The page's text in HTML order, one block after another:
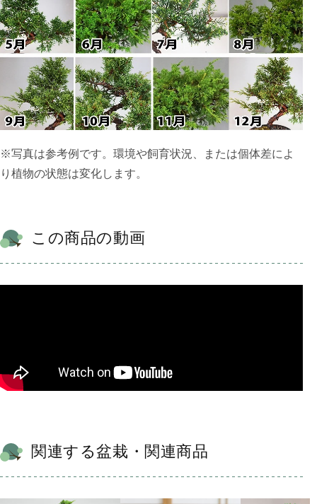
※写真は参考例です。環境や飼育状況、または個体差によ
り植物の状態は変化します。
この商品の動画
関連する盆栽・関連商品